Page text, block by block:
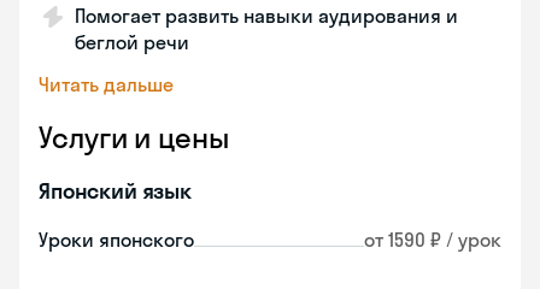
Помогает развить навыки аудирования и
беглой речи
Читать дальше
Услуги и цены
Японский язык
Уроки японского от 1590 ₽ / урок